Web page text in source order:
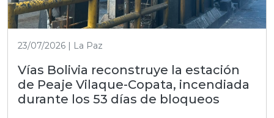
23/07/2026 | La Paz
Vías Bolivia reconstruye la estación
de Peaje Vilaque-Copata, incendiada
durante los 53 días de bloqueos